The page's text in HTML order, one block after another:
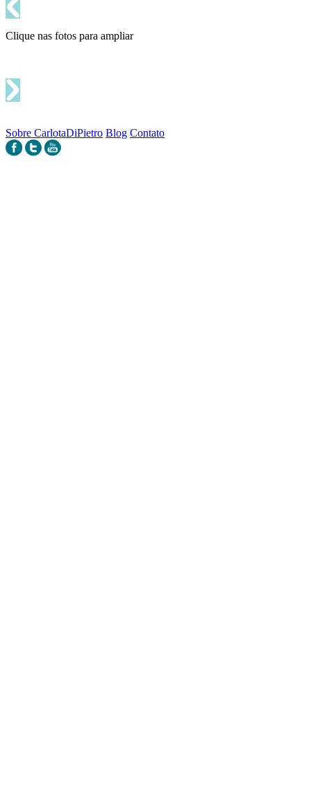
Clique nas fotos para ampliar
Sobre CarlotaDiPietro Blog Contato